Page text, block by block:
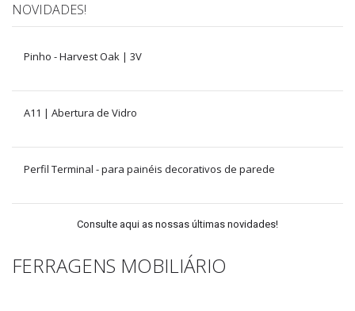
NOVIDADES!
Pinho - Harvest Oak | 3V
A11 | Abertura de Vidro
Perfil Terminal - para painéis decorativos de parede
Consulte aqui as nossas últimas novidades!
FERRAGENS MOBILIÁRIO